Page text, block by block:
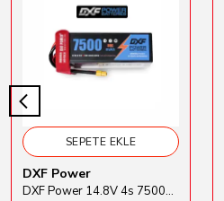
SEPETE EKLE
DXF Power
DXF Power 14.8V 4s 7500mAh 80C Hardcase Lipo Batarya